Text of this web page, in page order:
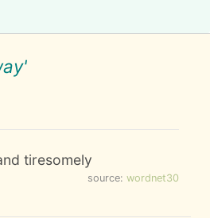
tiresomely
source: wordnet30